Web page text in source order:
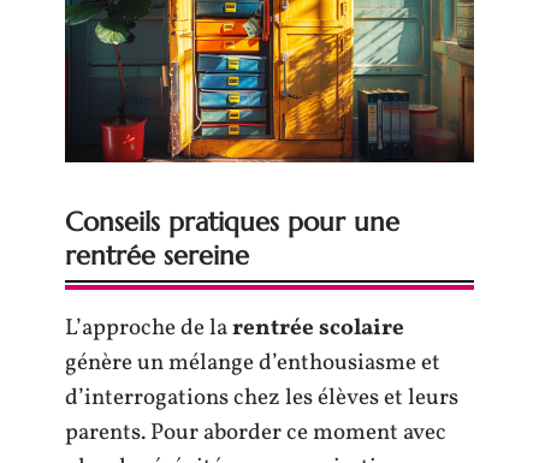
Conseils pratiques pour une
rentrée sereine
L’approche de larentrée scolaire
génère un mélange d’enthousiasme et
d’interrogations chez les élèves et leurs
parents. Pour aborder ce moment avec